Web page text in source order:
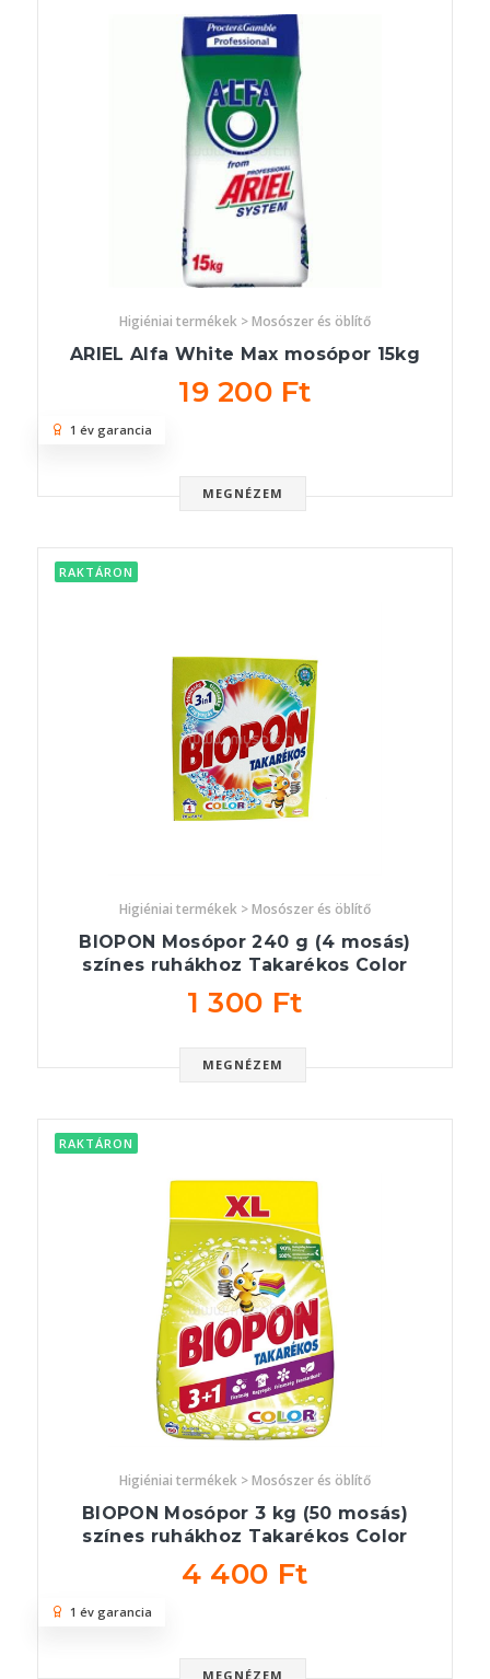
Higiéniai termékek > Mosószer és öblítő
ARIEL Alfa White Max mosópor 15kg
19 200 Ft
MEGNÉZEM
1 év garancia
RAKTÁRON
Higiéniai termékek > Mosószer és öblítő
BIOPON Mosópor 240 g (4 mosás)
színes ruhákhoz Takarékos Color
1 300 Ft
MEGNÉZEM
RAKTÁRON
Higiéniai termékek > Mosószer és öblítő
BIOPON Mosópor 3 kg (50 mosás)
színes ruhákhoz Takarékos Color
4 400 Ft
MEGNÉZEM
1 év garancia